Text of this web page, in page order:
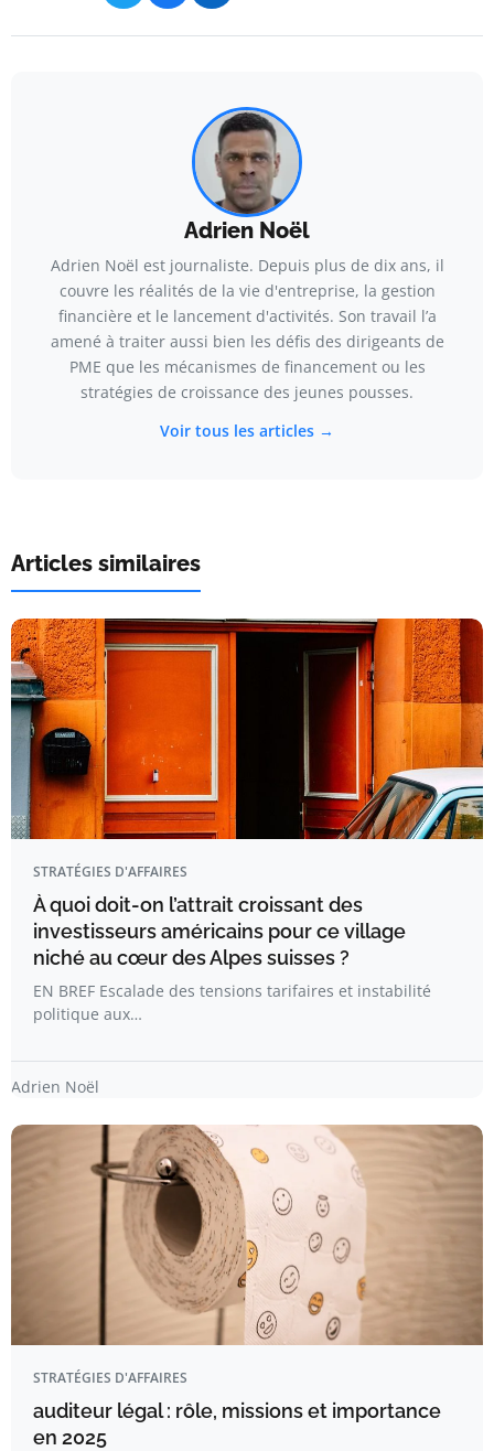
Adrien Noël
Adrien Noël est journaliste. Depuis plus de dix ans, il
couvre les réalités de la vie d'entreprise, la gestion
financière et le lancement d'activités. Son travail l’a
amené à traiter aussi bien les défis des dirigeants de
PME que les mécanismes de financement ou les
stratégies de croissance des jeunes pousses.
Voir tous les articles →
Articles similaires
STRATÉGIES D'AFFAIRES
À quoi doit-on l’attrait croissant des
investisseurs américains pour ce village
niché au cœur des Alpes suisses ?
EN BREF Escalade des tensions tarifaires et instabilité
politique aux…
Adrien Noël
STRATÉGIES D'AFFAIRES
auditeur légal : rôle, missions et importance
en 2025